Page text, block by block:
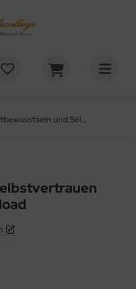
Selbstbewusstsein und Selbstvertrauen stärken - Hypnose-Download